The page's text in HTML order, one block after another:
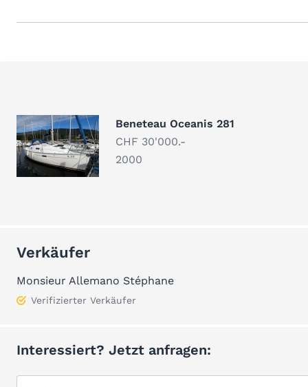
Beneteau Oceanis 281
CHF 30'000.-
2000
Verkäufer
Monsieur Allemano Stéphane
Verifizierter Verkäufer
Interessiert? Jetzt anfragen: